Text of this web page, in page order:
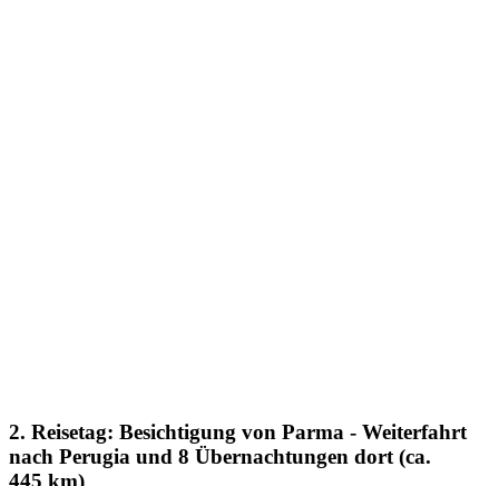
2. Reisetag: Besichtigung von Parma - Weiterfahrt
nach Perugia und 8 Übernachtungen dort (ca.